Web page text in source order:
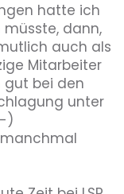
hatte ich
müsste, dann,
auch als
Mitarbeiter
gut bei den
unter
)